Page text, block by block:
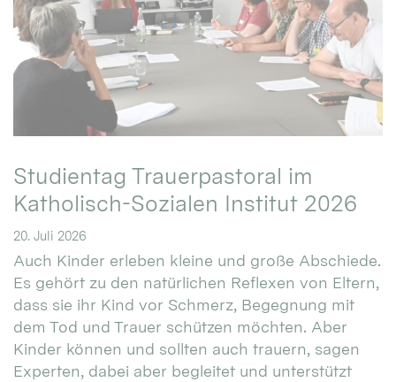
Studientag Trauerpastoral im
Katholisch-Sozialen Institut 2026
20. Juli 2026
Auch Kinder erleben kleine und große Abschiede.
Es gehört zu den natürlichen Reflexen von Eltern,
dass sie ihr Kind vor Schmerz, Begegnung mit
dem Tod und Trauer schützen möchten. Aber
Kinder können und sollten auch trauern, sagen
Experten, dabei aber begleitet und unterstützt